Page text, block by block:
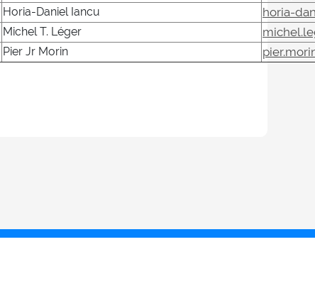
Horia-Daniel Iancu horia-
Michel T. Léger
Pier Jr Morin